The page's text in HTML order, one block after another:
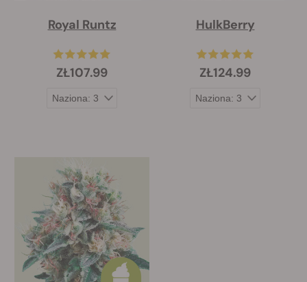
Royal Runtz
ZŁ107.99
HulkBerry
ZŁ124.99